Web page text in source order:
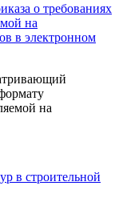
о требованиях
на
в электронном
на
в строительной